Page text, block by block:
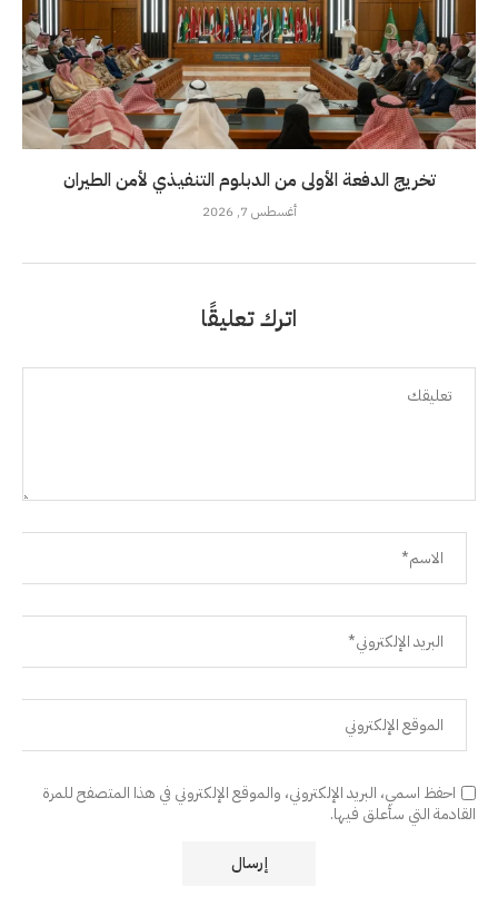
تخريج الدفعة الأولى من الدبلوم التنفيذي لأمن الطيران
أغسطس 7, 2026
اترك تعليقًا
احفظ اسمي، البريد الإلكتروني، والموقع الإلكتروني في هذا المتصفح للمرة
القادمة التي سأعلق فيها.